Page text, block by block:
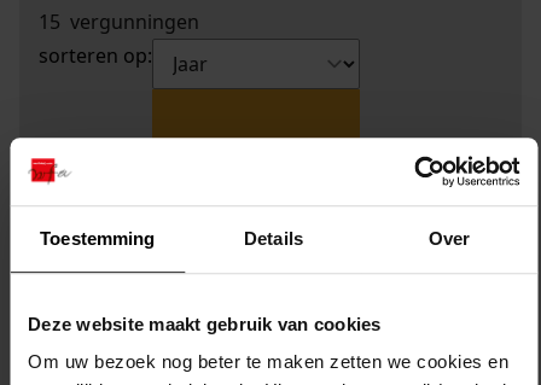
Toestemming Details Over
Deze website maakt gebruik van cookies
Om uw bezoek nog beter te maken zetten we cookies en
15 vergunningen
sorteren op: